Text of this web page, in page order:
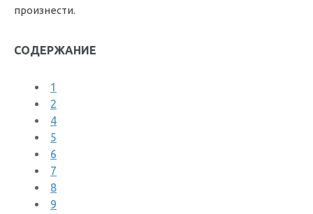
произнести.
СОДЕРЖАНИЕ
1
2
4
5
6
7
8
9